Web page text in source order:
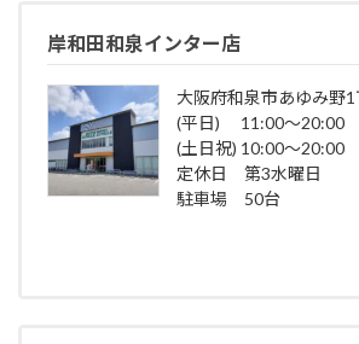
岸和田和泉インター店
大阪府和泉市あゆみ野
(平日) 11:00～20:00
(土日祝) 10:00～20:00
定休日 第3水曜日
駐車場 50台